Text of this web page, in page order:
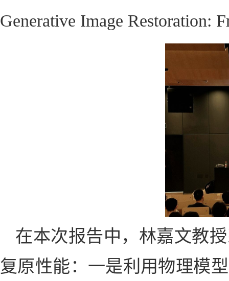
Generative Image Restoration:
在本次报告中，林嘉文教
复原性能：一是利用物理模